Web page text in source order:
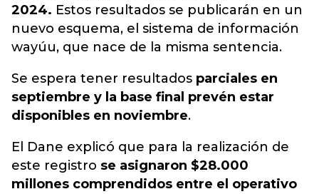
2024. Estos resultados se publicarán en un
nuevo esquema, el sistema de información
wayúu, que nace de la misma sentencia.
Se espera tener resultados parciales en
septiembre y la base final prevén estar
disponibles en noviembre.
El Dane explicó que para la realización de
este registro se asignaron $28.000
millones comprendidos entre el operativo